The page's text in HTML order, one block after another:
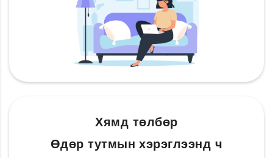
Хямд төлбөр
Өдөр тутмын хэрэглээнд ч